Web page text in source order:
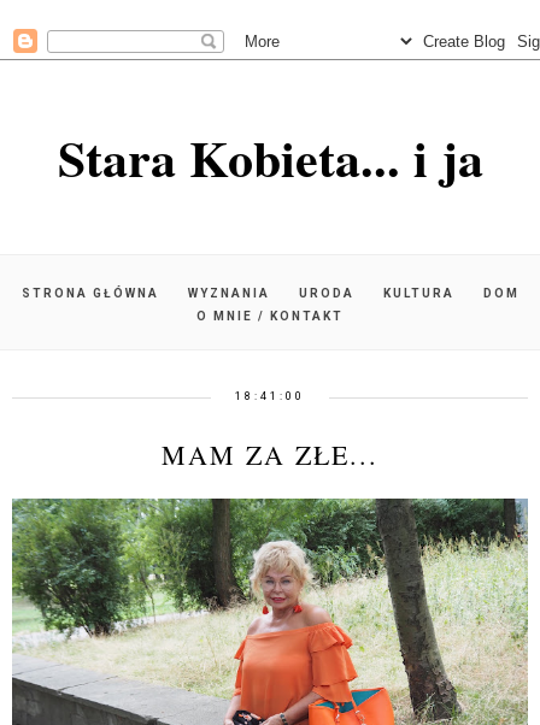
Stara Kobieta... i ja
STRONA GŁÓWNA WYZNANIA URODA KULTURA
DOM
O MNIE / KONTAKT
18:41:00
MAM ZA ZŁE...